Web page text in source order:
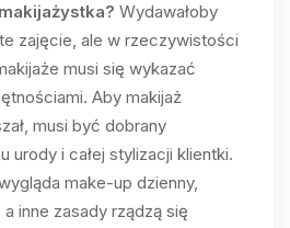
Wydawałoby
zajęcie, ale w rzeczywistości
musi się wykazać
Aby makijaż
musi być dobrany
urody i całej stylizacji klientki.
make-up dzienny,
inne zasady rządzą się